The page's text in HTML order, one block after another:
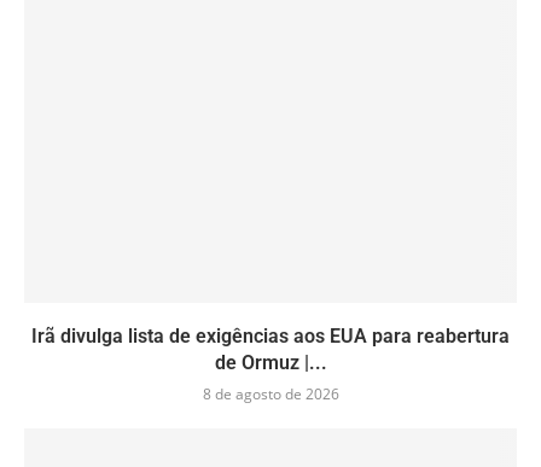
Irã divulga lista de exigências aos EUA para reabertura
de Ormuz |...
8 de agosto de 2026